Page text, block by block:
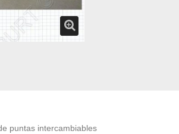
puntas intercambiables